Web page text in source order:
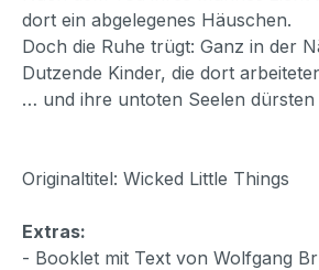
dort ein abgelegenes Häuschen.
Doch die Ruhe trügt: Ganz in der
Dutzende Kinder, die dort
… und ihre untoten Seelen
Originaltitel: Wicked Little Things
Extras:
- Booklet mit Text von Wolfgang